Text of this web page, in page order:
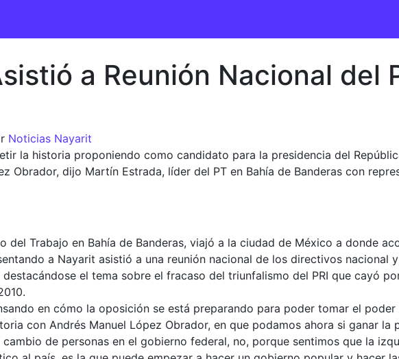
a Reunión Nacional del
Noticias Nayarit
la historia proponiendo como candidato para la presidencia del
Obrador, dijo Martín Estrada, líder del PT en Bahía de Banderas con
del Trabajo en Bahía de Banderas, viajó a la ciudad de México a donde
a Nayarit asistió a una reunión nacional de los directivos nacional
el tema sobre el fracaso del triunfalismo del PRI que cayó
en cómo la oposición se está preparando para poder tomar el poder
con Andrés Manuel López Obrador, en que podamos ahora si ganar la
de personas en el gobierno federal, no, porque sentimos que la